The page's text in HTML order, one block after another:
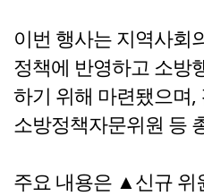
이번 행사는 지역사회
정책에 반영하고 소방
하기 위해 마련됐으며
소방정책자문위원 등
주요 내용은 ▲신규 위